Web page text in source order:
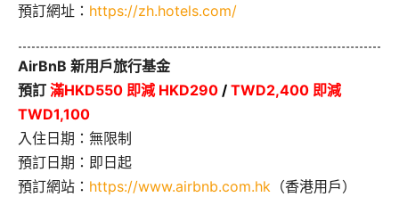
預訂網址： https://zh.hotels.com/
AirBnB 新用戶旅行基金
預訂 滿HKD550 即減 HKD290 / TWD2,400 即減
TWD1,100
入住日期：無限制
預訂日期：即日起
預訂網站： https://www.airbnb.com.hk （香港用戶）